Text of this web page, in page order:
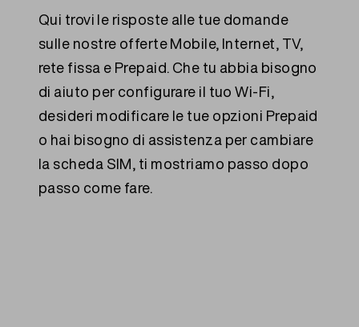
Qui trovi le risposte alle tue domande
sulle nostre offerte Mobile, Internet, TV,
rete fissa e Prepaid. Che tu abbia bisogno
di aiuto per configurare il tuo Wi-Fi,
desideri modificare le tue opzioni Prepaid
o hai bisogno di assistenza per cambiare
la scheda SIM, ti mostriamo passo dopo
passo come fare.